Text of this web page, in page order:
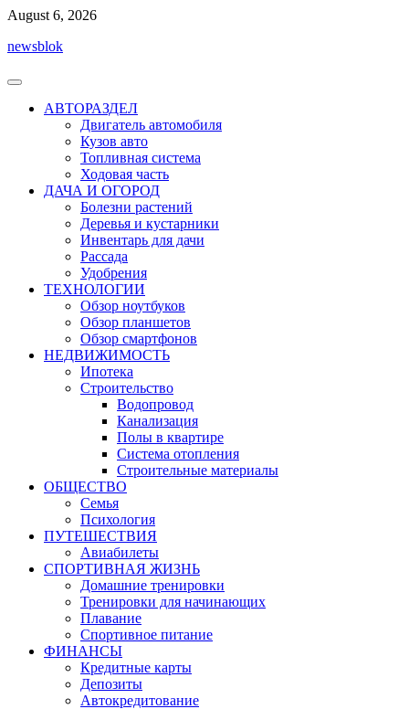
Перейти
содержимому
August 6, 2026
newsblok
АВТОРАЗДЕЛ
Двигатель автомобиля
Кузов авто
Топливная система
Ходовая часть
ДАЧА И ОГОРОД
Болезни растений
Деревья и кустарники
Инвентарь для дачи
Рассада
Удобрения
ТЕХНОЛОГИИ
Обзор ноутбуков
Обзор планшетов
Обзор смартфонов
НЕДВИЖИМОСТЬ
Ипотека
Строительство
Водопровод
Канализация
Полы в квартире
Система отопления
Строительные материалы
ОБЩЕСТВО
Семья
Психология
ПУТЕШЕСТВИЯ
Авиабилеты
СПОРТИВНАЯ ЖИЗНЬ
Домашние тренировки
Тренировки для начинающих
Плавание
Спортивное питание
ФИНАНСЫ
Кредитные карты
Депозиты
Автокредитование